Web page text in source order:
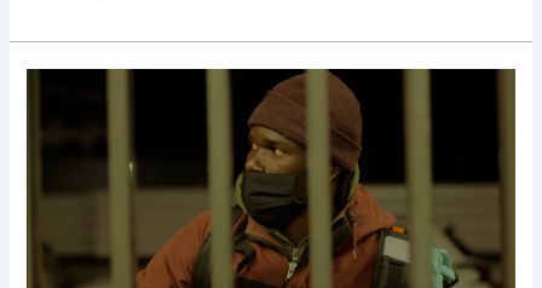
D’UN
SANS-
PAPIERS